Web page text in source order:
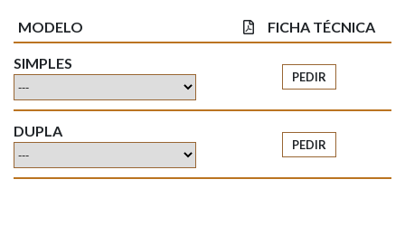
MODELO FICHA TÉCNICA
SIMPLES
PEDIR
DUPLA
PEDIR